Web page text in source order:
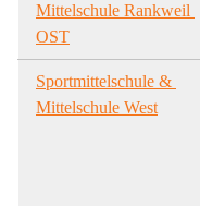
Mittelschule Rankweil
OST
Sportmittelschule &
Mittelschule West